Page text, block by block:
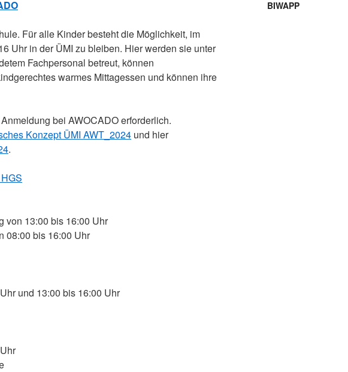
Für alle Kinder besteht die Möglichkeit, im
Uhr in der ÜMI zu bleiben. Hier werden sie unter
Fachpersonal betreut, können
warmes Mittagessen und können ihre
bei AWOCADO erforderlich.
Konzept ÜMI AWT_2024 und hier
.
von 13:00 bis 16:00 Uhr
08:00 bis 16:00 Uhr
und 13:00 bis 16:00 Uhr
BIWAPP